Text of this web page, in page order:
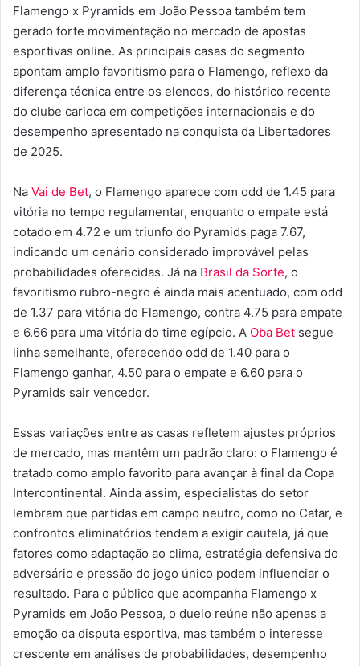
Flamengo x Pyramids em João Pessoa também tem
gerado forte movimentação no mercado de apostas
esportivas online. As principais casas do segmento
apontam amplo favoritismo para o Flamengo, reflexo da
diferença técnica entre os elencos, do histórico recente
do clube carioca em competições internacionais e do
desempenho apresentado na conquista da Libertadores
de 2025.
Na Vai de Bet, o Flamengo aparece com odd de 1.45 para
vitória no tempo regulamentar, enquanto o empate está
cotado em 4.72 e um triunfo do Pyramids paga 7.67,
indicando um cenário considerado improvável pelas
probabilidades oferecidas. Já na Brasil da Sorte, o
favoritismo rubro-negro é ainda mais acentuado, com odd
de 1.37 para vitória do Flamengo, contra 4.75 para empate
e 6.66 para uma vitória do time egípcio. A Oba Bet segue
linha semelhante, oferecendo odd de 1.40 para o
Flamengo ganhar, 4.50 para o empate e 6.60 para o
Pyramids sair vencedor.
Essas variações entre as casas refletem ajustes próprios
de mercado, mas mantêm um padrão claro: o Flamengo é
tratado como amplo favorito para avançar à final da Copa
Intercontinental. Ainda assim, especialistas do setor
lembram que partidas em campo neutro, como no Catar, e
confrontos eliminatórios tendem a exigir cautela, já que
fatores como adaptação ao clima, estratégia defensiva do
adversário e pressão do jogo único podem influenciar o
resultado. Para o público que acompanha Flamengo x
Pyramids em João Pessoa, o duelo reúne não apenas a
emoção da disputa esportiva, mas também o interesse
crescente em análises de probabilidades, desempenho